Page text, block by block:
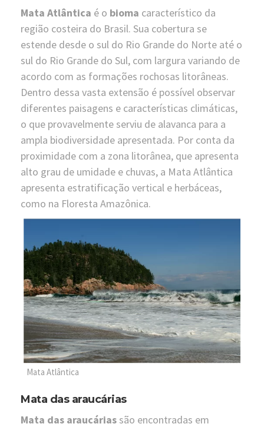
Mata Atlântica é o bioma característico da
região costeira do Brasil. Sua cobertura se
estende desde o sul do Rio Grande do Norte até o
sul do Rio Grande do Sul, com largura variando de
acordo com as formações rochosas litorâneas.
Dentro dessa vasta extensão é possível observar
diferentes paisagens e características climáticas,
o que provavelmente serviu de alavanca para a
ampla biodiversidade apresentada. Por conta da
proximidade com a zona litorânea, que apresenta
alto grau de umidade e chuvas, a Mata Atlântica
apresenta estratificação vertical e herbáceas,
como na Floresta Amazônica.
Mata Atlântica
Mata das araucárias
Mata das araucárias são encontradas em